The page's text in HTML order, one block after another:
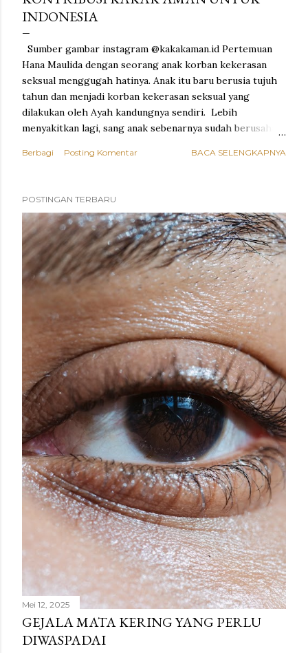
INDONESIA
Sumber gambar instagram @kakakaman.id Pertemuan
Hana Maulida dengan seorang anak korban kekerasan
seksual menggugah hatinya. Anak itu baru berusia tujuh
tahun dan menjadi korban kekerasan seksual yang
dilakukan oleh Ayah kandungnya sendiri. Lebih
menyakitkan lagi, sang anak sebenarnya sudah berusaha
ada telinga yang mau sungguh-sungguh mendengar, dan
Malam itu ia menangis, bukan hanya karena perihnya
kisah sang anak, tetapi karena ia menyadari satu
kenyataan pahit: kita sering datang terlambat untuk
menyelamatkan anak-anak. Selama kejadian belum
menimpa buah hati kita sendiri, isu kekerasan seksual
sering dianggap jauh, tabu, atau tidak penting
dibicarakan. Padahal, kejahatan itu bisa terjadi diam-diam,
bahkan di dalam rumah, dan pelakunya sering orang yang
d...
Berbagi Posting Komentar BACA SELENGKAPNYA
POSTINGAN TERBARU
Mei 12, 2025
GEJALA MATA KERING YANG PERLU
DIWASPADAI